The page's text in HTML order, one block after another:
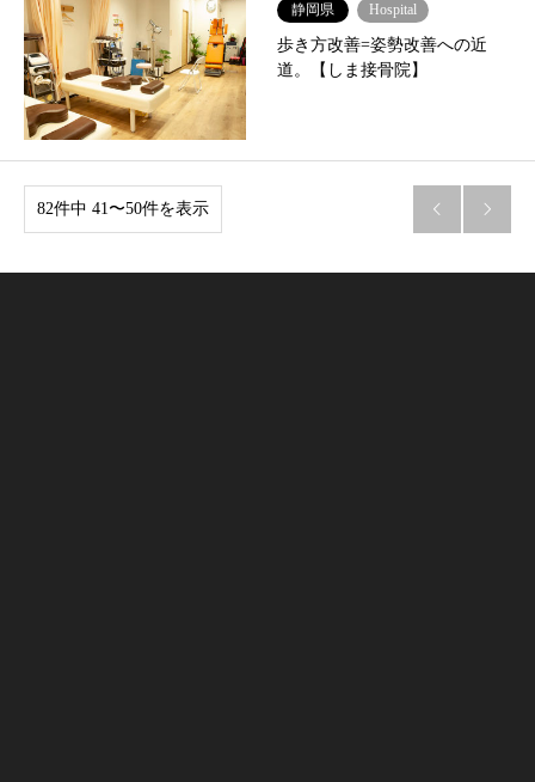
静岡県 Hospital
歩き方改善=姿勢改善への近
道。【しま接骨院】
82件中 41〜50件を表示  